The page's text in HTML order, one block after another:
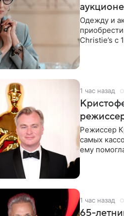
аукционе
Одежду и
Christie’s с
1 час назад
Режиссер
самых
ему
1 час назад
65-